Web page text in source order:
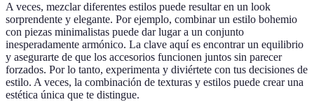
A veces, mezclar diferentes estilos puede resultar en un look
sorprendente y elegante. Por ejemplo, combinar un estilo bohemio
con piezas minimalistas puede dar lugar a un conjunto
inesperadamente armónico. La clave aquí es encontrar un equilibrio
y asegurarte de que los accesorios funcionen juntos sin parecer
forzados. Por lo tanto, experimenta y diviértete con tus decisiones de
estilo. A veces, la combinación de texturas y estilos puede crear una
estética única que te distingue.